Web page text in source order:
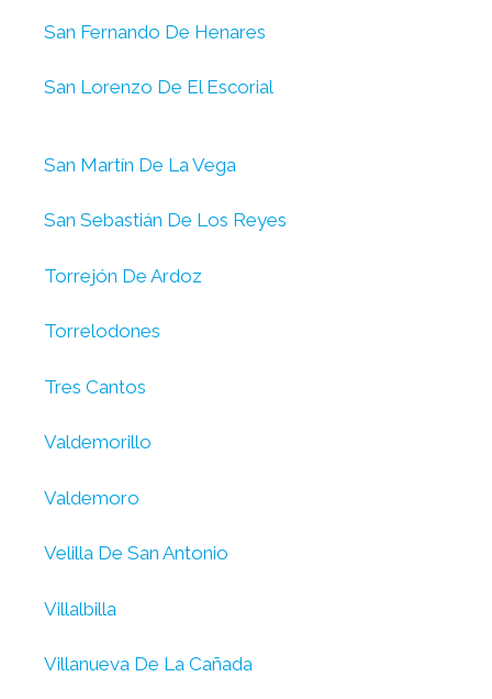
San Fernando De Henares
San Lorenzo De El Escorial
San Martín De La Vega
San Sebastián De Los Reyes
Torrejón De Ardoz
Torrelodones
Tres Cantos
Valdemorillo
Valdemoro
Velilla De San Antonio
Villalbilla
Villanueva De La Cañada